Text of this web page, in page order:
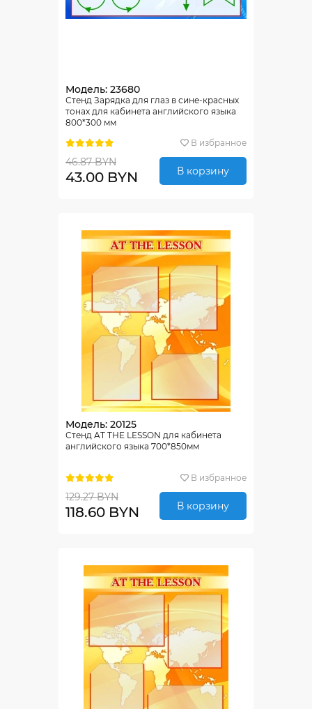
Модель: 23680
Стенд Зарядка для глаз в сине-красных
тонах для кабинета английского языка
800*300 мм
В избранное
46.87 BYN
43.00 BYN В корзину
Модель: 20125
Стенд AT THE LESSON для кабинета
английского языка 700*850мм
В избранное
129.27 BYN
118.60 BYN В корзину